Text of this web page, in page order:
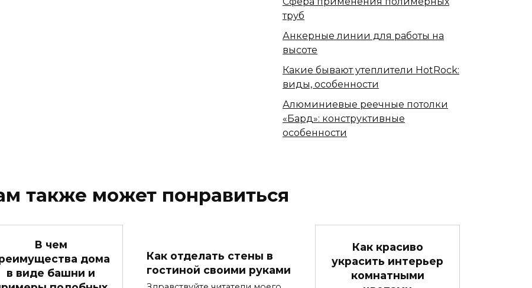
труб
Анкерные линии для работы на
высоте
Какие бывают утеплители HotRock:
виды, особенности
Алюминиевые реечные потолки
«Бард»: конструктивные
особенности
также может понравиться
В чем
дома
в виде башни и
Как отделать стены в
гостиной своими руками
Как красиво
украсить интерьер
комнатными